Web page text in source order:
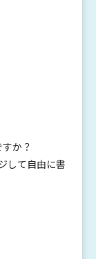
か？
して自由に書